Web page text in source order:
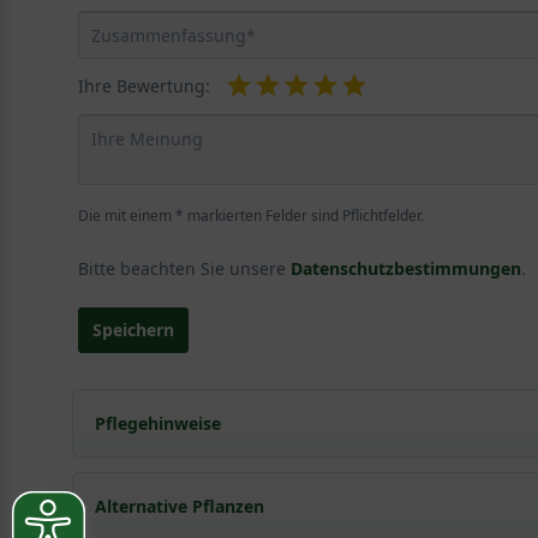
Ihre Bewertung:
Die mit einem * markierten Felder sind Pflichtfelder.
Bitte beachten Sie unsere Datenschutzbestimmungen.
Speichern
Pflegehinweise
Pflanz- und Pflegetipps Alnus incana 'Aurea' /
Alternative Pflanzen